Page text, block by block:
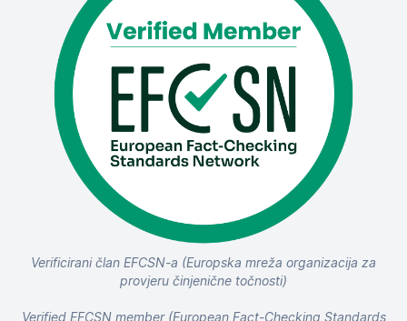
Verificirani član EFCSN-a (Europska mreža organizacija za
provjeru činjenične točnosti)
Verified EFCSN member (European Fact-Checking Standards